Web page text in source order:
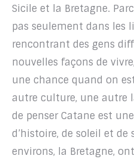
Sicile et la Bretagne.
pas seulement dans les
rencontrant des gens
nouvelles façons de
une chance quand on
autre culture, une autre
de penser Catane est
d’histoire, de soleil et de
environs, la Bretagne,